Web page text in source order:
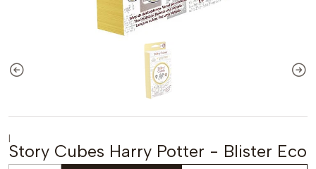
|
Story Cubes Harry Potter - Blister Eco